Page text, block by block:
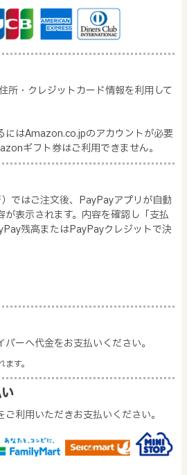
所・クレジットカード情報を利用して
にはAmazon.co.jpのアカウントが必要
ギフト券はご利用できません。
ではご注文後、PayPayアプリが自動
表示されます。内容を確認し「支払
残高またはPayPayクレジットで決
ーへ代金をお支払いください。
す。
利用いただきお支払いください。